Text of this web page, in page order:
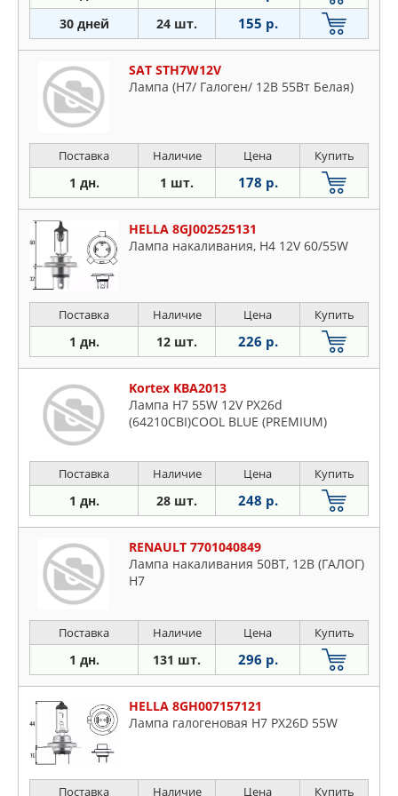
30 дней 24 шт. 155 р.
SAT STH7W12V
Лампа (H7/ Галоген/ 12В 55Вт Белая)
Поставка Наличие Цена Купить
1 дн. 1 шт. 178 р.
HELLA 8GJ002525131
Лампа накаливания, H4 12V 60/55W
Поставка Наличие Цена Купить
1 дн. 12 шт. 226 р.
Kortex KBA2013
Лампа H7 55W 12V PX26d
(64210CBI)COOL BLUE (PREMIUM)
Поставка Наличие Цена Купить
1 дн. 28 шт. 248 р.
RENAULT 7701040849
Лампа накаливания 50ВТ, 12В (ГАЛОГ)
H7
Поставка Наличие Цена Купить
1 дн. 131 шт. 296 р.
HELLA 8GH007157121
Лампа галогеновая H7 PX26D 55W
Поставка Наличие Цена Купить